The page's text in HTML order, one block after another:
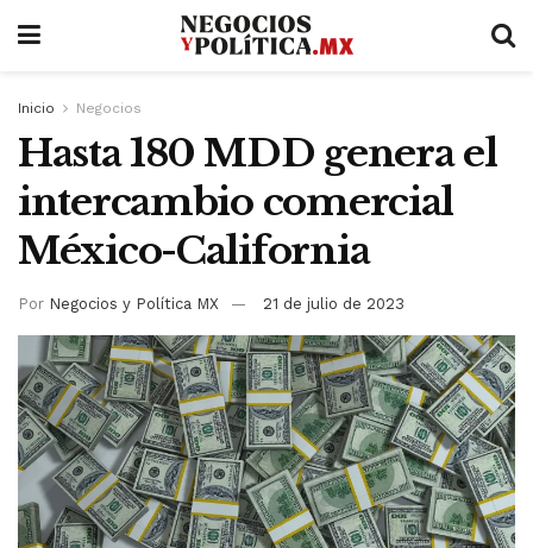
Inicio Negocios
Hasta 180 MDD genera el
intercambio comercial
México-California
Por Negocios y Política MX 21 de julio de 2023